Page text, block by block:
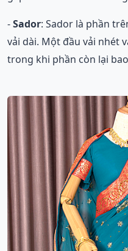
-Sador: Sador là phần
vải dài. Một đầu vải nhét
trong khi phần còn lại